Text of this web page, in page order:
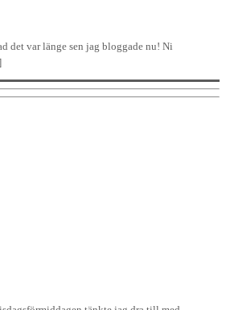
det var länge sen jag bloggade nu! Ni